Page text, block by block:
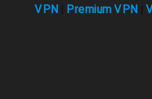
VPN Premium VPN